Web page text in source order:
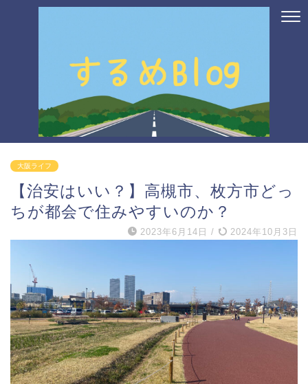
大阪ライフ
【治安はいい？】高槻市、枚方市どっ
ちが都会で住みやすいのか？
2023年6月14日 / 2024年10月3日